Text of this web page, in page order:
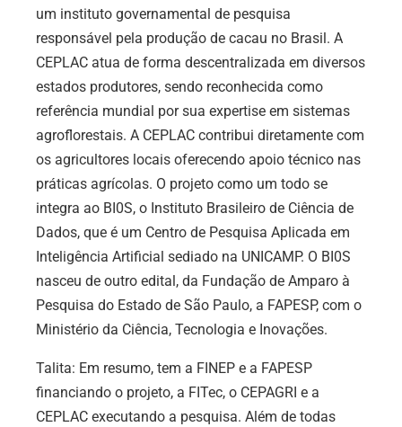
um instituto governamental de pesquisa
responsável pela produção de cacau no Brasil. A
CEPLAC atua de forma descentralizada em diversos
estados produtores, sendo reconhecida como
referência mundial por sua expertise em sistemas
agroflorestais. A CEPLAC contribui diretamente com
os agricultores locais oferecendo apoio técnico nas
práticas agrícolas. O projeto como um todo se
integra ao BI0S, o Instituto Brasileiro de Ciência de
Dados, que é um Centro de Pesquisa Aplicada em
Inteligência Artificial sediado na UNICAMP. O BI0S
nasceu de outro edital, da Fundação de Amparo à
Pesquisa do Estado de São Paulo, a FAPESP, com o
Ministério da Ciência, Tecnologia e Inovações.
Talita: Em resumo, tem a FINEP e a FAPESP
financiando o projeto, a FITec, o CEPAGRI e a
CEPLAC executando a pesquisa. Além de todas